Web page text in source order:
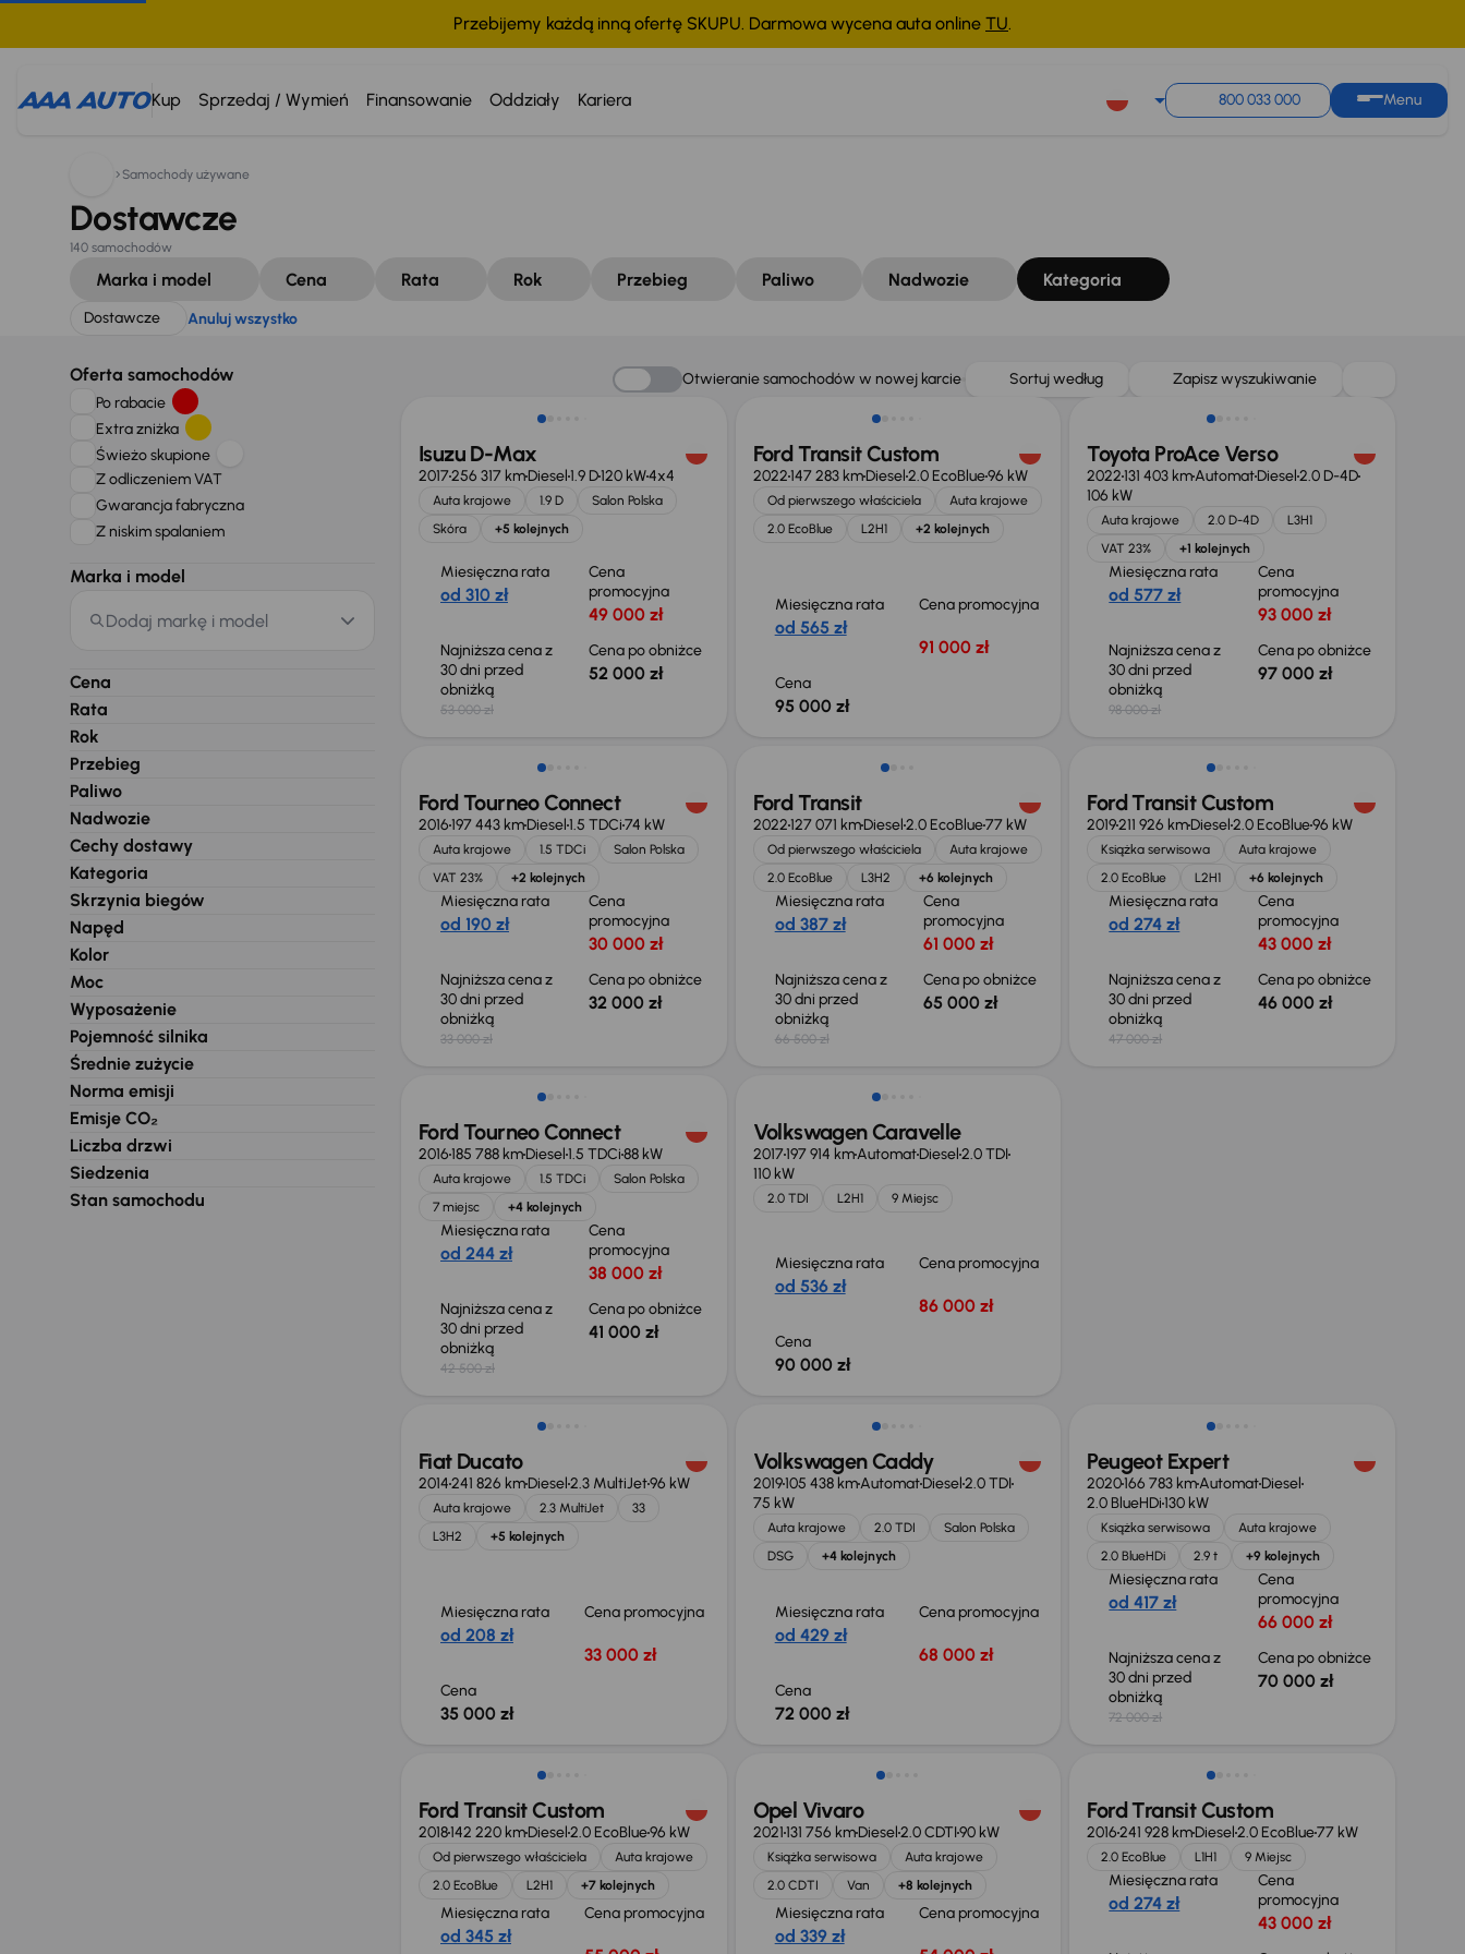
Przebijemy każdą inną ofertę SKUPU. Darmowa wycena auta online TU.
Kup Sprzedaj / Wymień Finansowanie Oddziały Kariera 800 033 000 Menu
Szukam: Anuluj wszystko
Samochody używane
Dostawcze
140 samochodów
Marka i model Cena Rata Rok Przebieg Paliwo Nadwozie Kategoria
Dostawcze Anuluj wszystko
Oferta samochodów
Po rabacie
Extra zniżka
Świeżo skupione
Z odliczeniem VAT
Gwarancja fabryczna
Z niskim spalaniem
Marka i model
Dodaj markę i model
Cena
Rata
Rok
Przebieg
Paliwo
Nadwozie
Cechy dostawy
Kategoria
Skrzynia biegów
Napęd
Kolor
Moc
Wyposażenie
Pojemność silnika
Średnie zużycie
Norma emisji
Emisje CO₂
Liczba drzwi
Siedzenia
Stan samochodu
Otwieranie samochodów w nowej karcie Sortuj według Zapisz wyszukiwanie
Isuzu D-Max
2017256 317 kmDiesel1.9 D120 kW4x4
Auta krajowe 1.9 D
Salon Polska
Skóra
+5 kolejnych
Miesięczna rata
od 310 zł
Cena
promocyjna
49 000 zł
Najniższa cena z
30 dni przed
obniżką
53 000 zł
Cena po obniżce
52 000 zł
Możliwość odliczenia VAT
Ford Transit Custom
2022147 283 kmDiesel2.0 EcoBlue96 kW
Od pierwszego właściciela
Auta krajowe
2.0 EcoBlue
L2H1 +2 kolejnych
Miesięczna rata
od 565 zł
Cena promocyjna
91 000 zł
Cena
95 000 zł
Taniej o 1 000 zł
Toyota ProAce Verso
2022131 403 kmAutomatDiesel2.0 D-4D
106 kW
Auta krajowe 2.0 D-4D
L3H1
VAT 23%
+1 kolejnych
Miesięczna rata
od 577 zł
Cena
promocyjna
93 000 zł
Najniższa cena z
30 dni przed
obniżką
98 000 zł
Cena po obniżce
97 000 zł
Taniej o 1 000 zł
Ford Tourneo Connect
2016197 443 kmDiesel1.5 TDCi74 kW
Auta krajowe 1.5 TDCi
Salon Polska
VAT 23%
+2 kolejnych
Miesięczna rata
od 190 zł
Cena
promocyjna
30 000 zł
Najniższa cena z
30 dni przed
obniżką
33 000 zł
Cena po obniżce
32 000 zł
Taniej o 1 500 zł
Ford Transit
2022127 071 kmDiesel2.0 EcoBlue77 kW
Od pierwszego właściciela
Auta krajowe
2.0 EcoBlue
L3H2 +6 kolejnych
Miesięczna rata
od 387 zł
Cena
promocyjna
61 000 zł
Najniższa cena z
30 dni przed
obniżką
66 500 zł
Cena po obniżce
65 000 zł
Taniej o 1 000 zł
Ford Transit Custom
2019211 926 kmDiesel2.0 EcoBlue96 kW
Książka serwisowa
Auta krajowe
2.0 EcoBlue
L2H1 +6 kolejnych
Miesięczna rata
od 274 zł
Cena
promocyjna
43 000 zł
Najniższa cena z
30 dni przed
obniżką
47 000 zł
Cena po obniżce
46 000 zł
Taniej o 1 500 zł
Ford Tourneo Connect
2016185 788 kmDiesel1.5 TDCi88 kW
Auta krajowe 1.5 TDCi
Salon Polska
7 miejsc
+4 kolejnych
Miesięczna rata
od 244 zł
Cena
promocyjna
38 000 zł
Najniższa cena z
30 dni przed
obniżką
42 500 zł
Cena po obniżce
41 000 zł
Volkswagen Caravelle
2017197 914 kmAutomatDiesel2.0 TDI
110 kW
2.0 TDI L2H1 9 Miejsc
Miesięczna rata
od 536 zł
Cena promocyjna
86 000 zł
Cena
90 000 zł
Możliwość odliczenia VAT
Fiat Ducato
2014241 826 kmDiesel2.3 MultiJet96 kW
Auta krajowe 2.3 MultiJet
33
L3H2
+5 kolejnych
Miesięczna rata
od 208 zł
Cena promocyjna
33 000 zł
Cena
35 000 zł
Volkswagen Caddy
2019105 438 kmAutomatDiesel2.0 TDI
75 kW
Auta krajowe 2.0 TDI
Salon Polska
DSG
+4 kolejnych
Miesięczna rata
od 429 zł
Cena promocyjna
68 000 zł
Cena
72 000 zł
Peugeot Expert
2020166 783 kmAutomatDiesel
2.0 BlueHDi130 kW
Książka serwisowa
Auta krajowe
2.0 BlueHDi
2.9 t +9 kolejnych
Miesięczna rata
od 417 zł
Cena
promocyjna
66 000 zł
Najniższa cena z
30 dni przed
obniżką
72 000 zł
Cena po obniżce
70 000 zł
Możliwość odliczenia VAT
Ford Transit Custom
2018142 220 kmDiesel2.0 EcoBlue96 kW
Od pierwszego właściciela
Auta krajowe
2.0 EcoBlue
L2H1 +7 kolejnych
Miesięczna rata
od 345 zł
Cena promocyjna
Opel Vivaro
2021131 756 kmDiesel2.0 CDTI90 kW
Książka serwisowa
Auta krajowe
2.0 CDTI
Van +8 kolejnych
Miesięczna rata
od 339 zł
Cena promocyjna
Taniej o 1 500 zł
Ford Transit Custom
2016241 928 kmDiesel2.0 EcoBlue77 kW
2.0 EcoBlue L1H1 9 Miejsc
Miesięczna rata
od 274 zł
Cena
promocyjna
43 000 zł